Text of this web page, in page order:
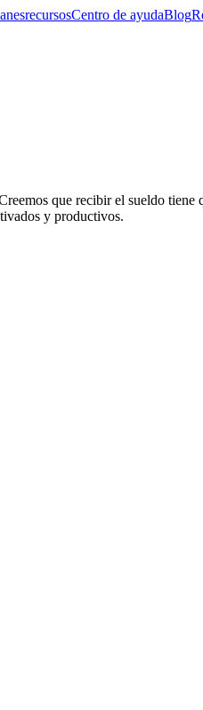
recursosCentro de ayudaBlog
que recibir el sueldo tiene
y productivos.